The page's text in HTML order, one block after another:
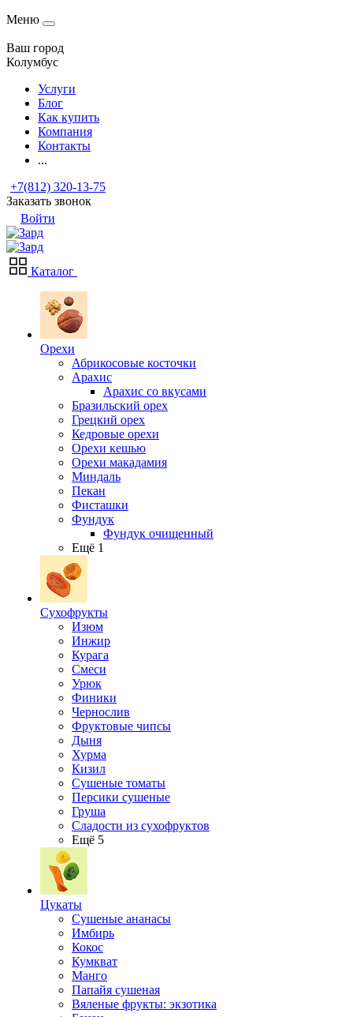
Меню
Ваш город
Колумбус
Услуги
Блог
Как купить
Компания
Контакты
...
+7(812) 320-13-75
Заказать звонок
Войти
Каталог
Орехи
Абрикосовые косточки
Арахис
Арахис со вкусами
Бразильский орех
Грецкий орех
Кедровые орехи
Орехи кешью
Орехи макадамия
Миндаль
Пекан
Фисташки
Фундук
Фундук очищенный
Ещё 1
Сухофрукты
Изюм
Инжир
Курага
Смеси
Урюк
Финики
Чернослив
Фруктовые чипсы
Дыня
Хурма
Кизил
Сушеные томаты
Персики сушеные
Груша
Сладости из сухофруктов
Ещё 5
Цукаты
Cушеные ананасы
Имбирь
Кокос
Кумкват
Манго
Папайя сушеная
Вяленые фрукты: экзотика